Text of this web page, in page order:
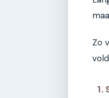
Zo
1.